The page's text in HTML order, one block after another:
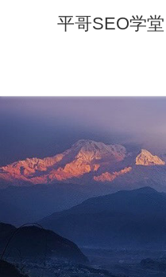
平哥SEO学堂